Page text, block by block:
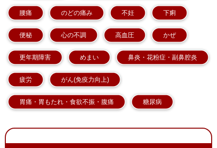
腰痛 のどの痛み 不妊 下痢
便秘 心の不調 高血圧 かぜ
更年期障害 めまい 鼻炎・花粉症・副鼻腔炎
疲労 がん(免疫力向上)
胃痛・胃もたれ・食欲不振・腹痛 糖尿病